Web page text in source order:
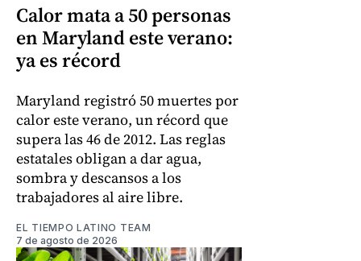
Calor mata a 50 personas
en Maryland este verano:
ya es récord
Maryland registró 50 muertes por
calor este verano, un récord que
supera las 46 de 2012. Las reglas
estatales obligan a dar agua,
sombra y descansos a los
trabajadores al aire libre.
EL TIEMPO LATINO TEAM
7 de agosto de 2026